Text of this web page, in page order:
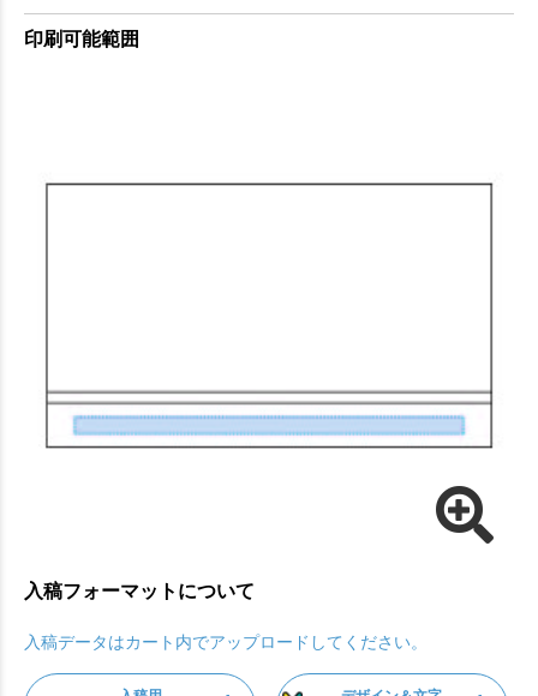
印刷可能範囲
入稿フォーマットについて
入稿データはカート内でアップロードしてください。